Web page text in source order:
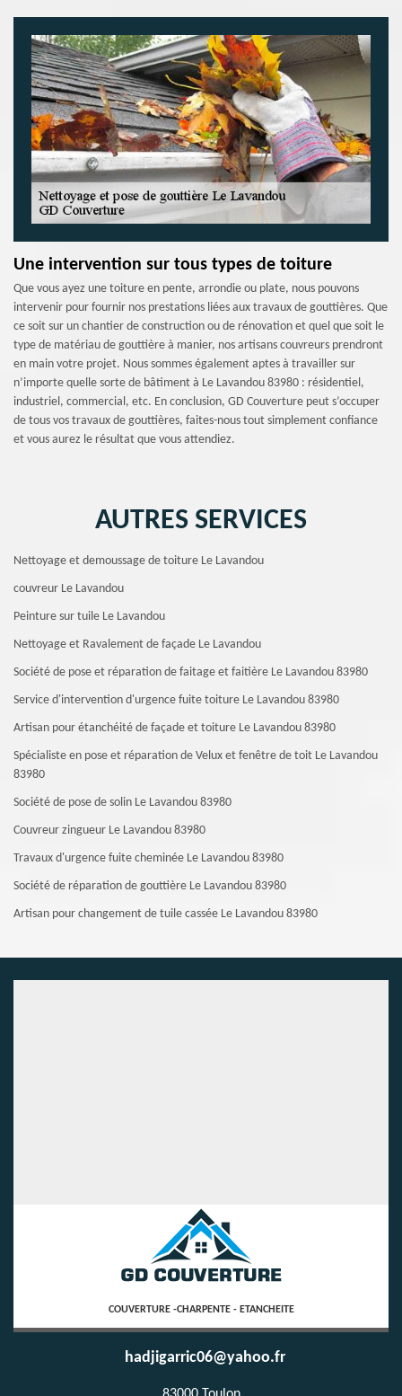
Une intervention sur tous types de toiture
Que vous ayez une toiture en pente, arrondie ou plate, nous pouvons
intervenir pour fournir nos prestations liées aux travaux de gouttières. Que
ce soit sur un chantier de construction ou de rénovation et quel que soit le
type de matériau de gouttière à manier, nos artisans couvreurs prendront
en main votre projet. Nous sommes également aptes à travailler sur
n’importe quelle sorte de bâtiment à Le Lavandou 83980 : résidentiel,
industriel, commercial, etc. En conclusion, GD Couverture peut s’occuper
de tous vos travaux de gouttières, faites-nous tout simplement confiance
et vous aurez le résultat que vous attendiez.
AUTRES SERVICES
Nettoyage et demoussage de toiture Le Lavandou
couvreur Le Lavandou
Peinture sur tuile Le Lavandou
Nettoyage et Ravalement de façade Le Lavandou
Société de pose et réparation de faitage et faitière Le Lavandou 83980
Service d'intervention d'urgence fuite toiture Le Lavandou 83980
Artisan pour étanchéité de façade et toiture Le Lavandou 83980
Spécialiste en pose et réparation de Velux et fenêtre de toit Le Lavandou
83980
Société de pose de solin Le Lavandou 83980
Couvreur zingueur Le Lavandou 83980
Travaux d'urgence fuite cheminée Le Lavandou 83980
Société de réparation de gouttière Le Lavandou 83980
Artisan pour changement de tuile cassée Le Lavandou 83980
COUVERTURE -CHARPENTE - ETANCHEITE
hadjigarric06@yahoo.fr